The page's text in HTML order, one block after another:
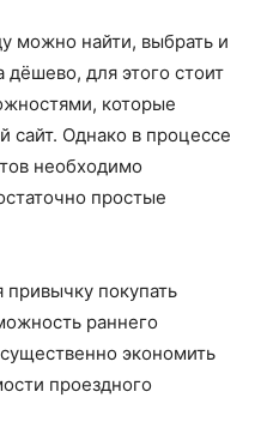
можно найти, выбрать и
дёшево, для этого стоит
которые
сайт. Однако в процессе
необходимо
простые
покупать
раннего
экономить
проездного